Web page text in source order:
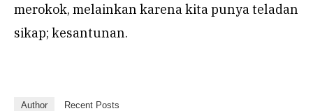
merokok, melainkan karena kita punya teladan
sikap; kesantunan.
Author Recent Posts